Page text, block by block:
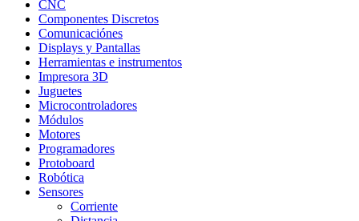
CNC
Componentes Discretos
Comunicaciónes
Displays y Pantallas
Herramientas e instrumentos
Impresora 3D
Juguetes
Microcontroladores
Módulos
Motores
Programadores
Protoboard
Robótica
Sensores
Corriente